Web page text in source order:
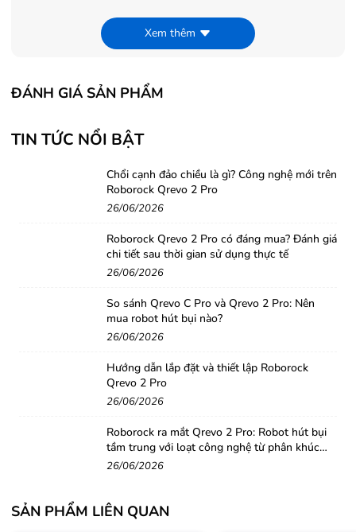
Khay chứa nước tự làm sạch kép
trường sử dụng khay chứa nước tự làm sạch kép. Điều
biệt là khi xử lý các vết bẩn cứng đầu và bám dính trên
Diệt khuẩn bằng tia UV
UV để diệt khuẩn khăn lau và khay chứa nước. Điều này
giúp cho không chỉ sạch sẽ mà còn đảm bảo vệ sinh và
Cây lăn chống quấn tóc ba chấu
Là máy hút bụi đầu tiên trên thị trường sử dụng cây lăn
chống quấn tóc ba chấu. Điều này giúp cho việc làm sạch
trở nên hiệu quả hơn, đặc biệt là khi xử lý các vết bẩn có
chứa tóc và lông thú cưng.
Hiệu suất mạnh mẽ
Xem thêm
ĐÁNH GIÁ SẢN PHẨM
TIN TỨC NỔI BẬT
Chổi cạnh đảo chiều là gì? Công nghệ mới trên
Roborock Qrevo 2 Pro
26/06/2026
Roborock Qrevo 2 Pro có đáng mua? Đánh giá
chi tiết sau thời gian sử dụng thực tế
26/06/2026
So sánh Qrevo C Pro và Qrevo 2 Pro: Nên
mua robot hút bụi nào?
26/06/2026
Hướng dẫn lắp đặt và thiết lập Roborock
Qrevo 2 Pro
26/06/2026
Roborock ra mắt Qrevo 2 Pro: Robot hút bụi
tầm trung với loạt công nghệ từ phân khúc
cao cấp
26/06/2026
SẢN PHẨM LIÊN QUAN